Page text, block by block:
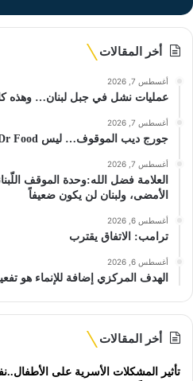
أخر المقالات
أغسطس 7, 2026
عمليات نشل في جبل لبنان… وهذه
أغسطس 7, 2026
جورج ديب الموقوف… ليس Dr Food
أغسطس 7, 2026
العلامة فضل الله:وحدة الموقف
الأمضى، ولبنان لن يكون ضعيفاً
أغسطس 6, 2026
ترامب: الاتفاق يقترب
أغسطس 6, 2026
الهدف المركزي إضافة للإنماء هو
أخر المقالات
تأثير المشكلات الأسرية على